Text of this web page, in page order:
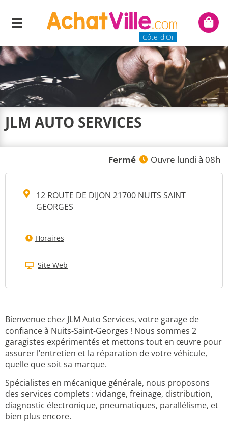
Menu
Côte-d'Or
Mon
JLM AUTO SERVICES
Fermé Ouvre lundi à 08h
12 ROUTE DE DIJON 21700 NUITS SAINT
GEORGES
Horaires
Site Web
Bienvenue chez JLM Auto Services, votre garage de
confiance à Nuits-Saint-Georges ! Nous sommes 2
garagistes expérimentés et mettons tout en œuvre pour
assurer l’entretien et la réparation de votre véhicule,
quelle que soit sa marque.
Spécialistes en mécanique générale, nous proposons
des services complets : vidange, freinage, distribution,
diagnostic électronique, pneumatiques, parallélisme, et
bien plus encore.